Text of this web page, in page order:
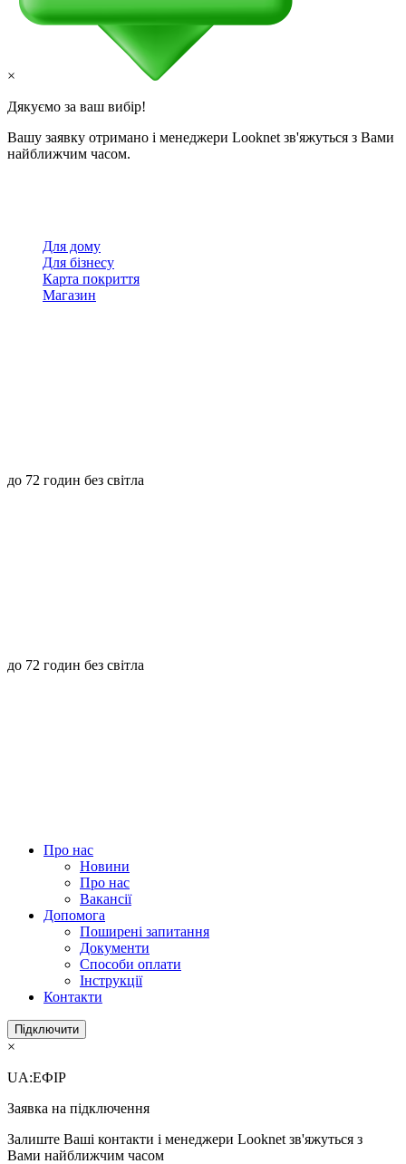
×
Дякуємо за ваш вибір!
Вашу заявку отримано і менеджери Looknet зв'яжуться з Вами
найближчим часом.
Для дому
Для бізнесу
Карта покриття
Магазин
до 72 годин без світла
до 72 годин без світла
Про нас
Новини
Про нас
Вакансії
Допомога
Поширені запитання
Документи
Способи оплати
Інструкції
Контакти
Підключити
×
UA:ЕФІР
Заявка на підключення
Залиште Ваші контакти і менеджери Looknet зв'яжуться з
Вами найближчим часом